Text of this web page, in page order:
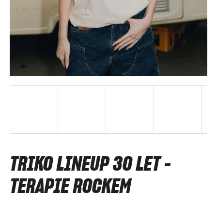
TRIKO LINEUP 30 LET -
TERAPIE ROCKEM
Í
?
D
o
p
o
r